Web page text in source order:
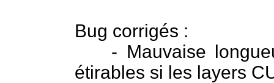
Bug corrigés :
- Mauvaise
étirables si les layers